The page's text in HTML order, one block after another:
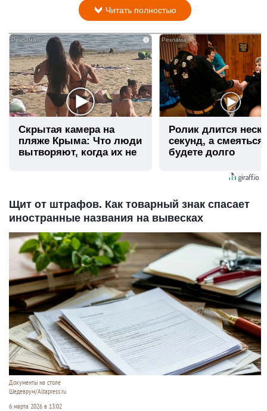
Читать полностью
i
Скрытая камера на
пляже Крыма: Что люди
вытворяют, когда их не
Ролик длится
секунд, а
будете долго
Щит от штрафов. Как товарный знак спасает
иностранные названия на вывесках
Документы на столе
Шедеврум/Altapress.ru
6 марта 2026 в 13:02